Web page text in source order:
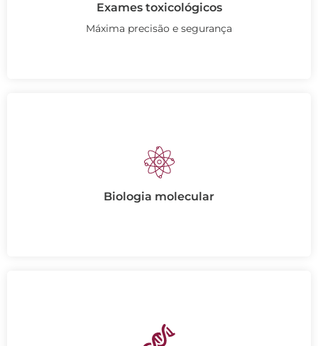
Exames toxicológicos
Máxima precisão e segurança
Biologia molecular